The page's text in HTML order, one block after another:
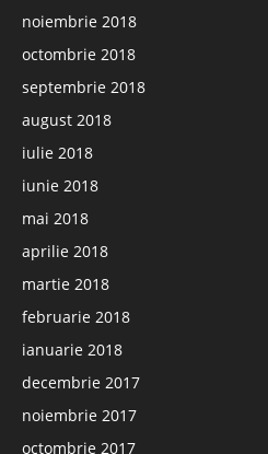
noiembrie 2018
octombrie 2018
septembrie 2018
august 2018
iulie 2018
iunie 2018
mai 2018
aprilie 2018
martie 2018
februarie 2018
ianuarie 2018
decembrie 2017
noiembrie 2017
octombrie 2017